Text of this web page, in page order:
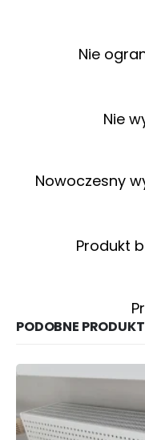
Nie
Nie
Nowoczesny
Produkt
PODOBNE